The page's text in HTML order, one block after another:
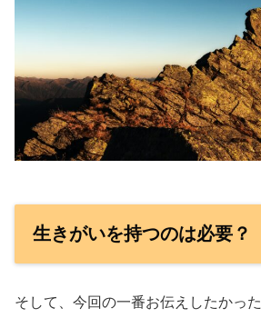
生きがいを持つのは必要？
そして、今回の一番お伝えしたかった